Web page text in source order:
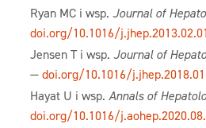
Ryan MC i wsp. Journal of
doi.org/10.1016/
Jensen T i wsp. Journal of
— doi.org/10.1016/
Hayat U i wsp. Annals of
doi.org/10.1016/